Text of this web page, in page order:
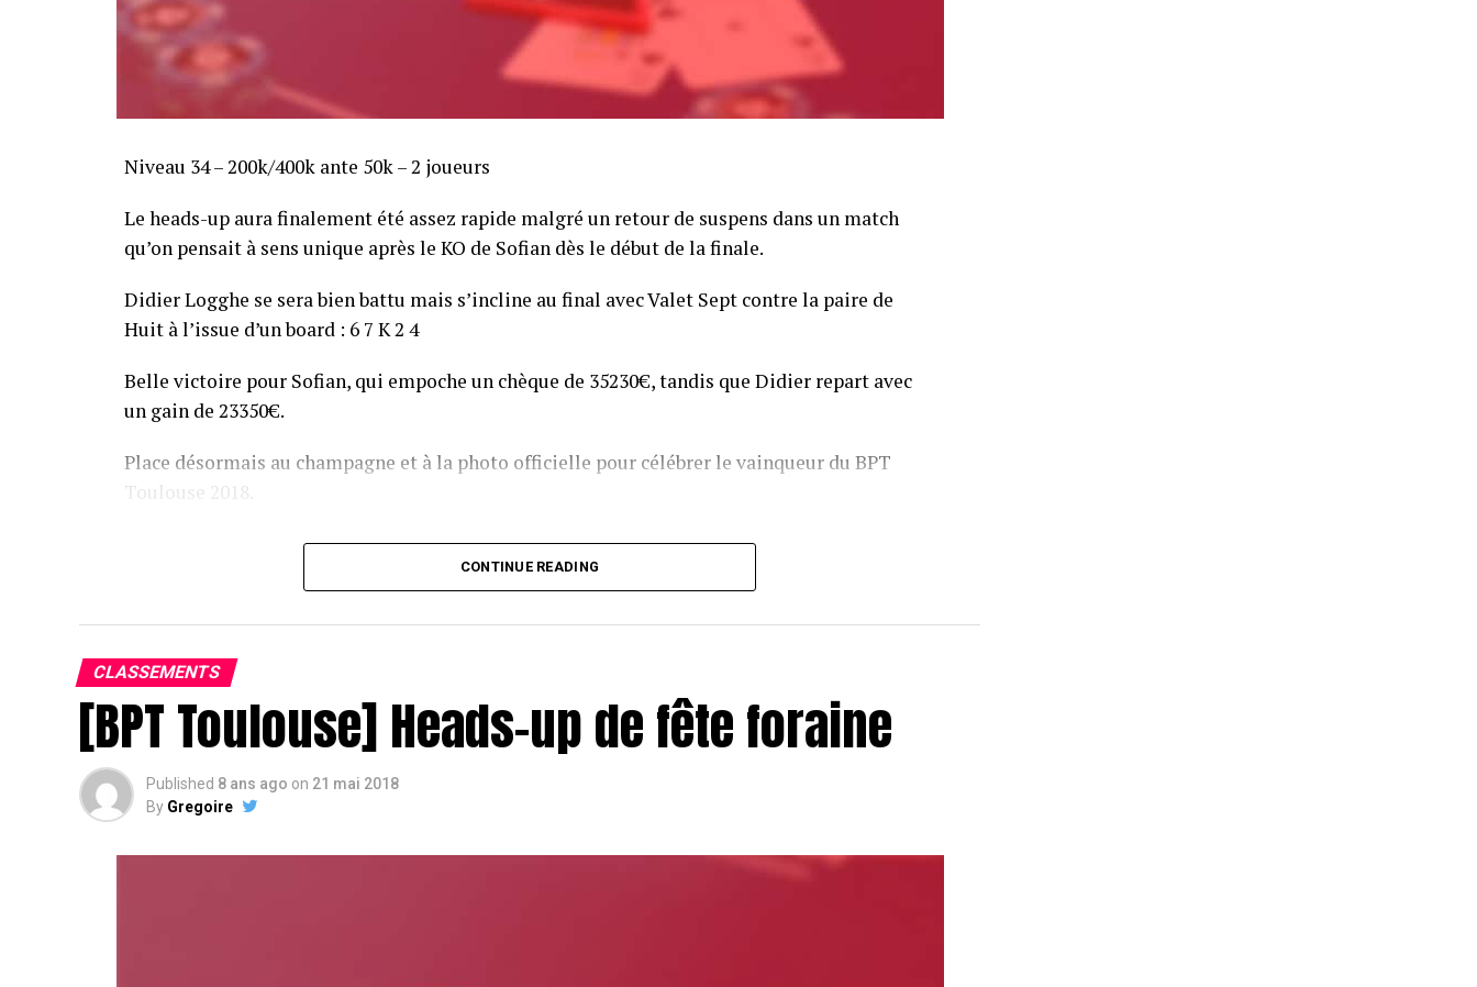
Niveau 34 – 200k/400k ante 50k – 2 joueurs
Le heads-up aura finalement été assez rapide malgré un retour de suspens dans un match
qu’on pensait à sens unique après le KO de Sofian dès le début de la finale.
Didier Logghe se sera bien battu mais s’incline au final avec Valet Sept contre la paire de
Huit à l’issue d’un board : 6 7 K 2 4
Belle victoire pour Sofian, qui empoche un chèque de 35230€, tandis que Didier repart avec
un gain de 23350€.
Place désormais au champagne et à la photo officielle pour célébrer le vainqueur du BPT
Toulouse 2018.
Assis devant une tonne, Sofian remporte le trophée du BPT Toulouse 2018, en costaud !
CONTINUE READING
CLASSEMENTS
[BPT Toulouse] Heads-up de fête foraine
Published 8 ans ago on 21 mai 2018
By Gregoire